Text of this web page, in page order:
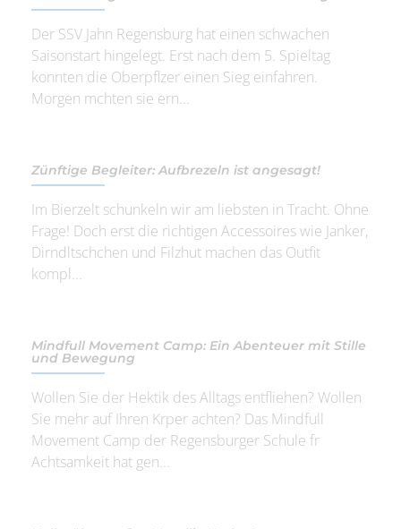
Der SSV Jahn Regensburg hat einen schwachen
Saisonstart hingelegt. Erst nach dem 5. Spieltag
konnten die Oberpflzer einen Sieg einfahren.
Morgen mchten sie ern...
Zünftige Begleiter: Aufbrezeln ist angesagt!
Im Bierzelt schunkeln wir am liebsten in Tracht. Ohne
Frage! Doch erst die richtigen Accessoires wie Janker,
Dirndltschchen und Filzhut machen das Outfit
kompl...
Mindfull Movement Camp: Ein Abenteuer mit Stille
und Bewegung
Wollen Sie der Hektik des Alltags entfliehen? Wollen
Sie mehr auf Ihren Krper achten? Das Mindfull
Movement Camp der Regensburger Schule fr
Achtsamkeit hat gen...